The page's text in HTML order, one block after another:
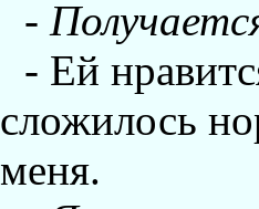
-
- Ей
сложилось
меня.